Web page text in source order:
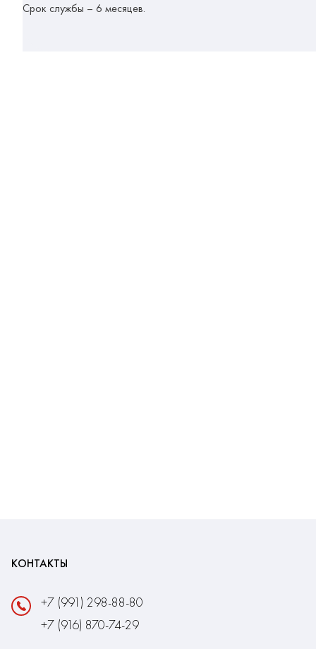
Срок службы – 6 месяцев.
КОНТАКТЫ
+7 (991) 298-88-80
+7 (916) 870-74-29